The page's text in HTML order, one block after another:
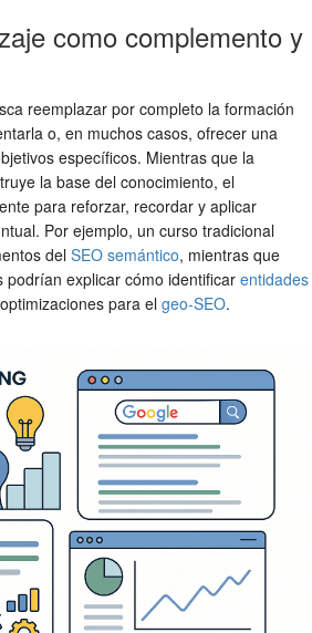
como complemento y
reemplazar por completo la formación
o, en muchos casos, ofrecer una
específicos. Mientras que la
la base del conocimiento, el
para reforzar, recordar y aplicar
Por ejemplo, un curso tradicional
del SEO semántico, mientras que
podrían explicar cómo identificar entidades
para elgeo-SEO.